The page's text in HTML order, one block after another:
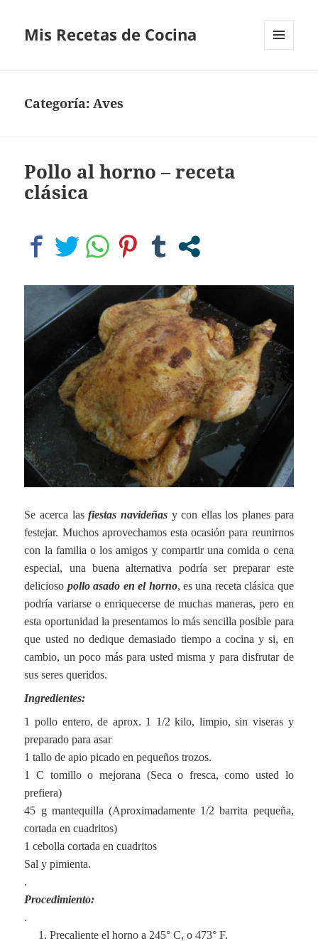
Mis Recetas de Cocina
Categoría:Aves
Pollo al horno – receta
clásica
Se acerca lasfiestas navideñasy con ellas los planes para
festejar. Muchos aprovechamos esta ocasión para reunirnos
con la familia o los amigos y compartir una comida o cena
especial, una buena alternativa podría ser preparar este
delicioso pollo asado en el horno, es una receta clásica que
podría variarse o enriquecerse de muchas maneras, pero en
esta oportunidad la presentamos lo más sencilla posible para
que usted no dedique demasiado tiempo a cocina y si, en
cambio, un poco más para usted misma y para disfrutar de
sus seres queridos.
Ingredientes:
1 pollo entero, de aprox. 1 1/2 kilo, limpio, sin viseras y
preparado para asar
1 tallo de apio picado en pequeños trozos.
1 C tomillo o mejorana (Seca o fresca, como usted lo
prefiera)
45 g mantequilla (Aproximadamente 1/2 barrita pequeña,
cortada en cuadritos)
1 cebolla cortada en cuadritos
Sal y pimienta.
.
Procedimiento:
.
Precaliente el horno a 245° C, o 473° F.